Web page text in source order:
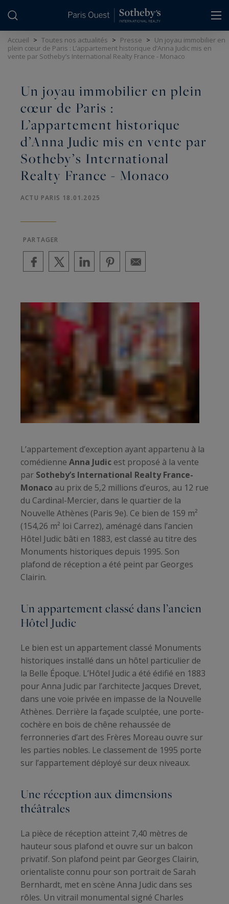
Accueil > Toutes nos actualités > Presse > Un joyau immobilier en
plein cœur de Paris : L’appartement historique d’Anna Judic mis en
vente par Sotheby’s International Realty France - Monaco
Un joyau immobilier en plein
cœur de Paris :
L’appartement historique
d’Anna Judic mis en vente par
Sotheby’s International
Realty France - Monaco
ACTU PARIS 18.01.2025
PARTAGER
L’appartement d’exception ayant appartenu à la
comédienne Anna Judic est proposé à la vente
par Sotheby’s International Realty France-
Monaco au prix de 5,2 millions d’euros, au 12 rue
du Cardinal-Mercier, dans le quartier de la
Nouvelle Athènes (Paris 9e). Ce bien de 159 m²
(154,26 m² loi Carrez), aménagé dans l’ancien
Hôtel Judic bâti en 1883, est classé au titre des
Monuments historiques depuis 1995. Son
plafond de réception a été peint par Georges
Clairin.
Un appartement classé dans l’ancien
Hôtel Judic
Le bien est un appartement classé Monuments
historiques installé dans un hôtel particulier de
la Belle Époque. L’Hôtel Judic a été édifié en 1883
pour Anna Judic par l’architecte Jacques Drevet,
dans une voie privée en impasse de la Nouvelle
Athènes. Derrière la façade sculptée, une porte-
cochère en bois de chêne rehaussée de
ferronneries d’art des Frères Moreau ouvre sur
les parties nobles. Le classement de 1995 porte
sur l’appartement déployé sur deux niveaux.
Une réception aux dimensions
théâtrales
La pièce de réception atteint 7,40 mètres de
hauteur sous plafond et ouvre sur un balcon
privatif. Son plafond peint par Georges Clairin,
orientaliste connu pour son portrait de Sarah
Bernhardt, met en scène Anna Judic dans ses
rôles. Un vitrail monumental signé Charles